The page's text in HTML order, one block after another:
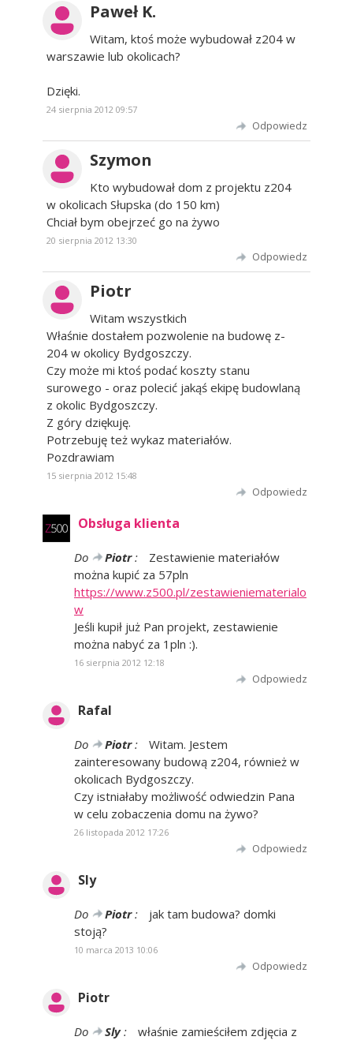
Paweł K.
Witam, ktoś może wybudował z204 w
warszawie lub okolicach?
Dzięki.
24 sierpnia 2012 09:57
Odpowiedz
Szymon
Kto wybudował dom z projektu z204
w okolicach Słupska (do 150 km)
Chciał bym obejrzeć go na żywo
20 sierpnia 2012 13:30
Odpowiedz
Piotr
Witam wszystkich
Właśnie dostałem pozwolenie na budowę z-
204 w okolicy Bydgoszczy.
Czy może mi ktoś podać koszty stanu
surowego - oraz polecić jakąś ekipę budowlaną
z okolic Bydgoszczy.
Z góry dziękuję.
Potrzebuję też wykaz materiałów.
Pozdrawiam
15 sierpnia 2012 15:48
Odpowiedz
Obsługa klienta
Do Piotr:
Zestawienie materiałów
można kupić za 57pln
https://www.z500.pl/zestawieniematerialo
w
Jeśli kupił już Pan projekt, zestawienie
można nabyć za 1pln :).
16 sierpnia 2012 12:18
Odpowiedz
Rafal
Do Piotr:
Witam. Jestem
zainteresowany budową z204, również w
okolicach Bydgoszczy.
Czy istniałaby możliwość odwiedzin Pana
w celu zobaczenia domu na żywo?
26 listopada 2012 17:26
Odpowiedz
Sly
Do Piotr:
jak tam budowa? domki
stoją?
10 marca 2013 10:06
Odpowiedz
Piotr
Do Sly:
właśnie zamieściłem zdjęcia z